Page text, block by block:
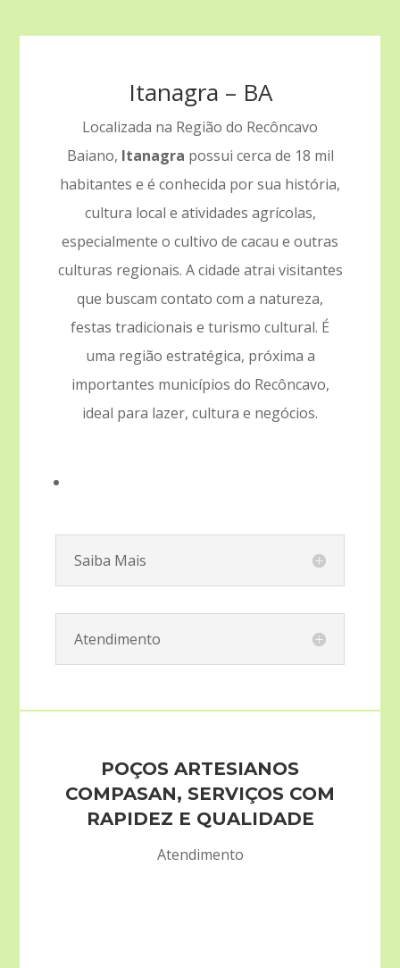
Itanagra – BA
Localizada na Região do Recôncavo
Baiano, Itanagra possui cerca de 18 mil
habitantes e é conhecida por sua história,
cultura local e atividades agrícolas,
especialmente o cultivo de cacau e outras
culturas regionais. A cidade atrai visitantes
que buscam contato com a natureza,
festas tradicionais e turismo cultural. É
uma região estratégica, próxima a
importantes municípios do Recôncavo,
ideal para lazer, cultura e negócios.
Saiba Mais
Atendimento
POÇOS ARTESIANOS
COMPASAN, SERVIÇOS COM
RAPIDEZ E QUALIDADE
Atendimento